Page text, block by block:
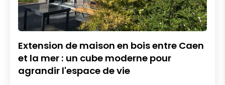
Extension de maison en bois entre Caen
et la mer : un cube moderne pour
agrandir l'espace de vie